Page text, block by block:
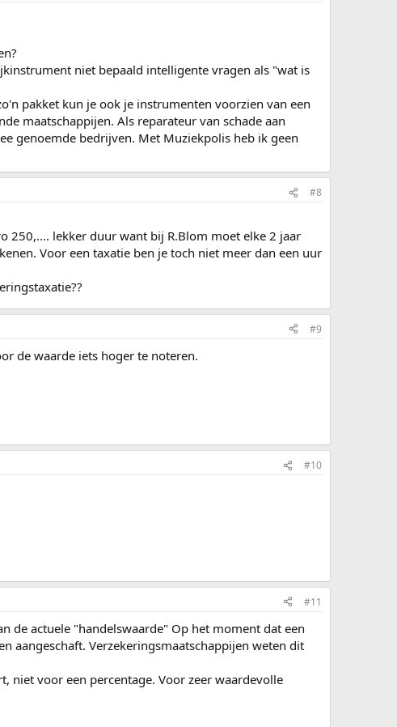
niet bepaald intelligente vragen als "wat is
pakket kun je ook je instrumenten voorzien van een
maatschappijen. Als reparateur van schade aan
genoemde bedrijven. Met Muziekpolis heb ik geen
#8
250,.... lekker duur want bij R.Blom moet elke 2 jaar
Voor een taxatie ben je toch niet meer dan een uur
#9
de waarde iets hoger te noteren.
#10
#11
de actuele "handelswaarde" Op het moment dat een
aangeschaft. Verzekeringsmaatschappijen weten dit
niet voor een percentage. Voor zeer waardevolle